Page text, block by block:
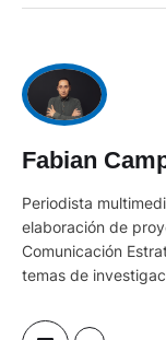
Fabian
Periodista
elaboración de
Comunicación
temas de